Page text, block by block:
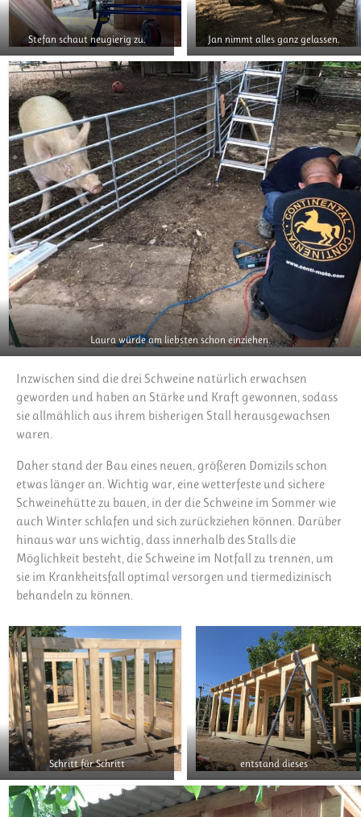
Stefan schaut neugierig zu. Jan nimmt alles ganz gelassen.
Laura würde am liebsten schon einziehen.
Inzwischen sind die drei Schweine natürlich erwachsen
geworden und haben an Stärke und Kraft gewonnen, sodass
sie allmählich aus ihrem bisherigen Stall herausgewachsen
waren.
Daher stand der Bau eines neuen, größeren Domizils schon
etwas länger an. Wichtig war, eine wetterfeste und sichere
Schweinehütte zu bauen, in der die Schweine im Sommer wie
auch Winter schlafen und sich zurückziehen können. Darüber
hinaus war uns wichtig, dass innerhalb des Stalls die
Möglichkeit besteht, die Schweine im Notfall zu trennen, um
sie im Krankheitsfall optimal versorgen und tiermedizinisch
behandeln zu können.
Schritt für Schritt entstand dieses